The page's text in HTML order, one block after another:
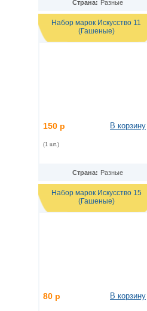
Страна: Разные
Набор марок Искусство 11
(Гашеные)
150 р
(1 шт.)
В корзину
Страна: Разные
Набор марок Искусство 15
(Гашеные)
80 р В корзину